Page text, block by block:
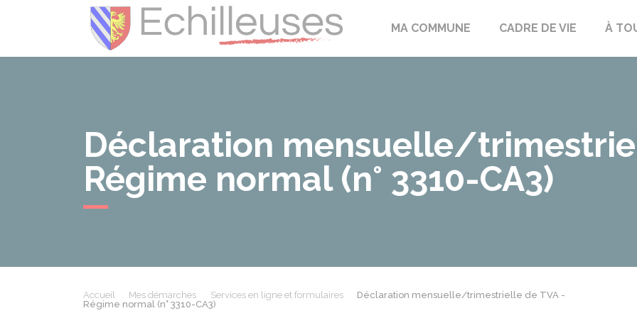
ÉchilleusesMA COMMUNE CADRE DE VIE À
Déclaration mensuelle/
Régime normal (n° 3310-CA3)
Accueil Mes démarches Services en ligne et formulaires
Déclaration mensuelle/trimestrielle de TVA -
Régime normal (n° 3310-CA3)